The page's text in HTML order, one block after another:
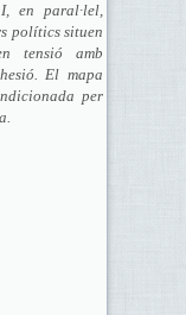
en paral·lel,
polítics situen
tensió amb
El mapa
per